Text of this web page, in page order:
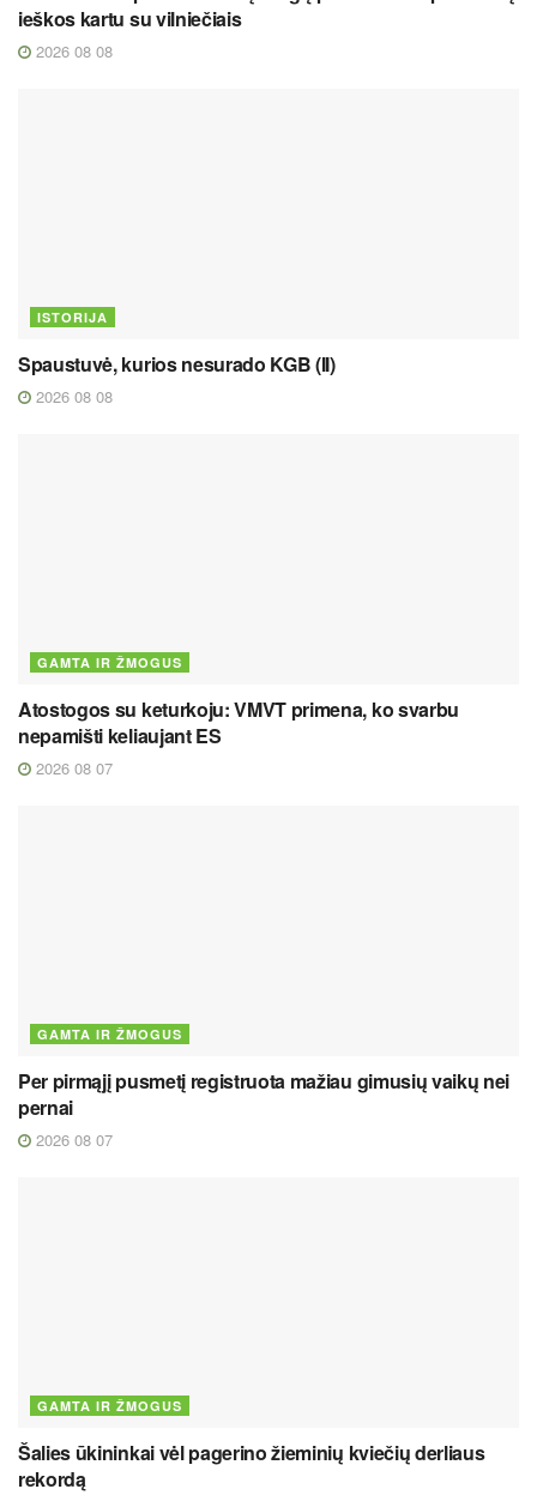
ieškos kartu su vilniečiais
2026 08 08
ISTORIJA
Spaustuvė, kurios nesurado KGB (II)
2026 08 08
GAMTA IR ŽMOGUS
Atostogos su keturkoju: VMVT primena, ko svarbu
nepamišti keliaujant ES
2026 08 07
GAMTA IR ŽMOGUS
Per pirmąjį pusmetį registruota mažiau gimusių vaikų nei
pernai
2026 08 07
GAMTA IR ŽMOGUS
Šalies ūkininkai vėl pagerino žieminių kviečių derliaus
rekordą